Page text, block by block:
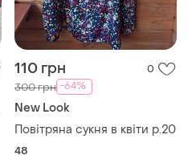
110 грн 0
300 грн -64%
New Look
Повітряна сукня в квіти р.20
48